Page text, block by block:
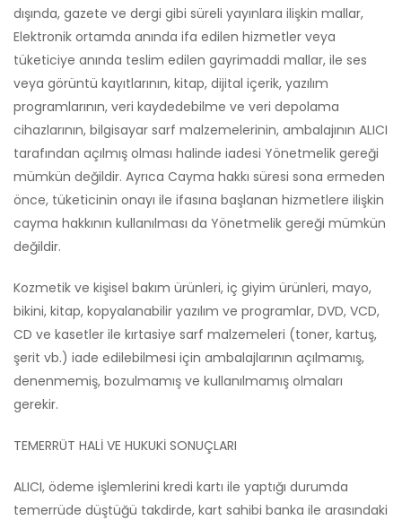
dışında, gazete ve dergi gibi süreli yayınlara ilişkin mallar,
Elektronik ortamda anında ifa edilen hizmetler veya
tüketiciye anında teslim edilen gayrimaddi mallar, ile ses
veya görüntü kayıtlarının, kitap, dijital içerik, yazılım
programlarının, veri kaydedebilme ve veri depolama
cihazlarının, bilgisayar sarf malzemelerinin, ambalajının ALICI
tarafından açılmış olması halinde iadesi Yönetmelik gereği
mümkün değildir. Ayrıca Cayma hakkı süresi sona ermeden
önce, tüketicinin onayı ile ifasına başlanan hizmetlere ilişkin
cayma hakkının kullanılması da Yönetmelik gereği mümkün
değildir.
Kozmetik ve kişisel bakım ürünleri, iç giyim ürünleri, mayo,
bikini, kitap, kopyalanabilir yazılım ve programlar, DVD, VCD,
CD ve kasetler ile kırtasiye sarf malzemeleri (toner, kartuş,
şerit vb.) iade edilebilmesi için ambalajlarının açılmamış,
denenmemiş, bozulmamış ve kullanılmamış olmaları
gerekir.
TEMERRÜT HALİ VE HUKUKİ SONUÇLARI
ALICI, ödeme işlemlerini kredi kartı ile yaptığı durumda
temerrüde düştüğü takdirde, kart sahibi banka ile arasındaki